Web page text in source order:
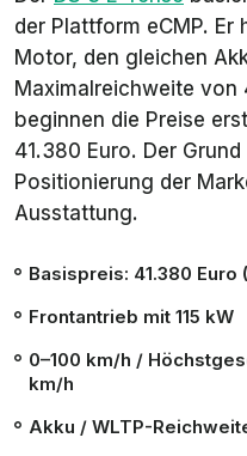
der Plattform eCMP. Er
Motor, den gleichen
Maximalreichweite von
beginnen die Preise
41.380 Euro. Der
Positionierung der
Ausstattung.
Basispreis: 41.380 Euro
Frontantrieb mit 115 kW
0–100 km/h /
km/h
Akku / WLTP-